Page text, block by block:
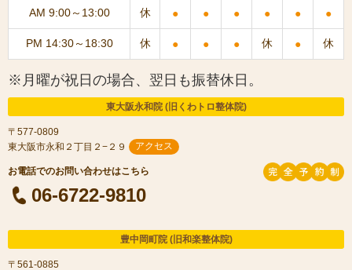
AM 9:00～13:00 休 ● ● ● ● ● ●
PM 14:30～18:30 休 ● ● ● 休 ● 休
※月曜が祝日の場合、翌日も振替休日。
東大阪永和院 (旧くわトロ整体院)
〒577-0809
東大阪市永和２丁目２−２９
アクセス
06-6722-9810
豊中岡町院 (旧和楽整体院)
〒561-0885